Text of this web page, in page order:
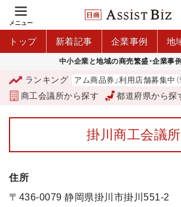
メニュー
トップ 新着記事 企業事例 地
中小企業と地域の商売繁盛・企業事例
ランキング
「青森市プレミアム商品券」利用店舗募集中（
商工会議所から探す 都道府県から探
掛川商工会議所
住所
〒436-0079 静岡県掛川市掛川551-2